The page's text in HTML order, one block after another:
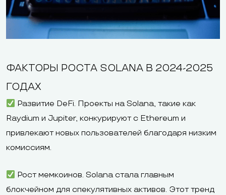
ФАКТОРЫ РОСТА SOLANA В 2024-2025
ГОДАХ
Развитие DeFi. Проекты на Solana, такие как
Raydium и Jupiter, конкурируют с Ethereum и
привлекают новых пользователей благодаря низким
комиссиям.
Рост мемкоинов. Solana стала главным
блокчейном для спекулятивных активов. Этот тренд